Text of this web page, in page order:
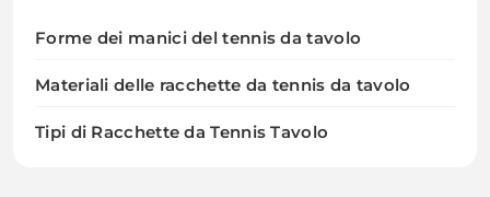
Forme dei manici del tennis da tavolo
Materiali delle racchette da tennis da tavolo
Tipi di Racchette da Tennis Tavolo